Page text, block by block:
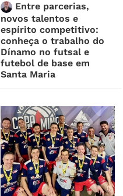
Entre parcerias,
novos talentos e
espírito competitivo:
conheça o trabalho do
Dínamo no futsal e
futebol de base em
Santa Maria